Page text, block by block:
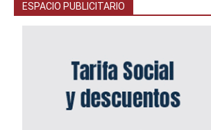
ESPACIO PUBLICITARIO